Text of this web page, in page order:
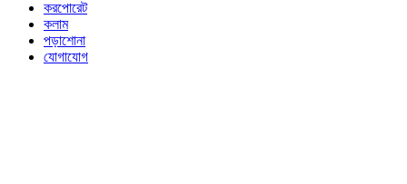
করপোরেট
কলাম
পড়াশোনা
যোগাযোগ